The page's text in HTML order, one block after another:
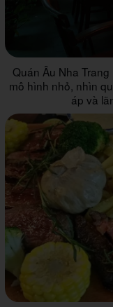
Quán Âu Nha
mô hình nhỏ, nhìn
áp và